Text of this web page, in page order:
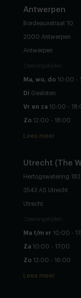
Antwerpen
Bordeauxstraat 10
2000 Antwerpen
Antwerpen
Openingstijden
Ma, wo, do 10:00 -
Di Gesloten
Vr en za 10:00 -
Zo 12:00 - 18:00
Lees meer
Utrecht (The
Hertogswetering 183
3543 AS Utrecht
Utrecht
Openingstijden
Ma t/m vr 10:00 -
Za 10:00 - 17:00
Zo 12:00 - 16:00
Lees meer